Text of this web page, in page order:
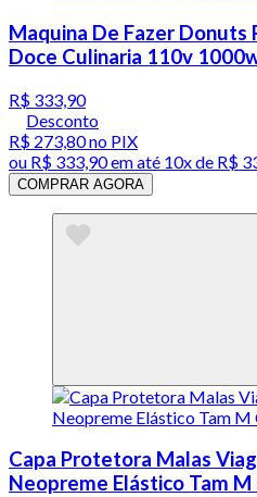
Maquina De Fazer Donuts
Doce Culinaria 110v
R$ 333,90
Desconto
R$ 273,80no PIX
ou R$ 333,90em até 10x de R$
COMPRAR AGORA
Capa Protetora Malas
Neopreme Elástico Tam M